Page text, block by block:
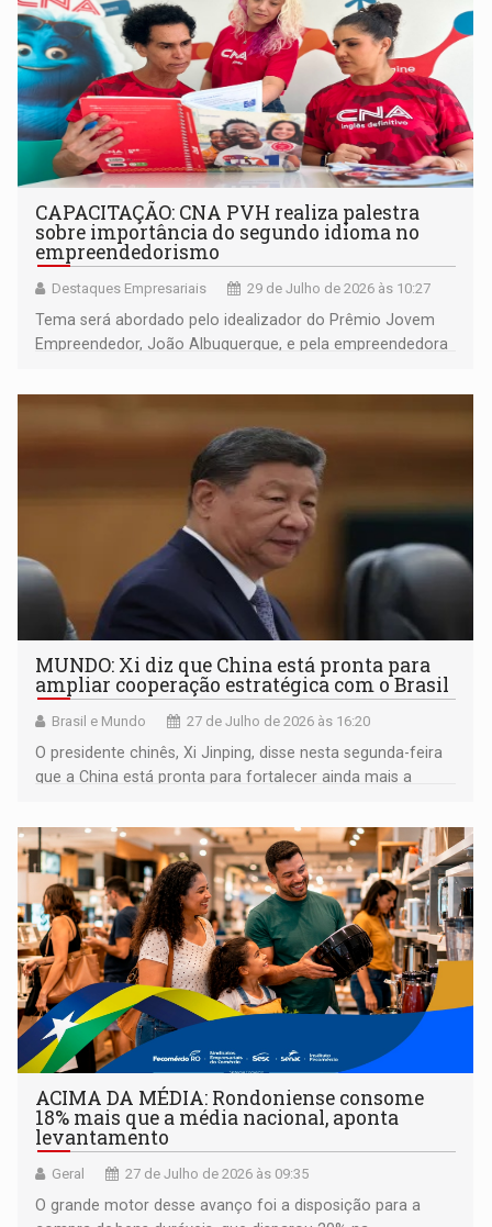
CAPACITAÇÃO: CNA PVH realiza palestra
sobre importância do segundo idioma no
empreendedorismo
Destaques Empresariais 29 de Julho de 2026 às 10:27
Tema será abordado pelo idealizador do Prêmio Jovem
Empreendedor, João Albuquerque, e pela empreendedora
MUNDO: Xi diz que China está pronta para
ampliar cooperação estratégica com o Brasil
Brasil e Mundo 27 de Julho de 2026 às 16:20
O presidente chinês, Xi Jinping, disse nesta segunda-feira
que a China está pronta para fortalecer ainda mais a
Brasil
ACIMA DA MÉDIA: Rondoniense consome
18% mais que a média nacional, aponta
levantamento
Geral 27 de Julho de 2026 às 09:35
O grande motor desse avanço foi a disposição para a